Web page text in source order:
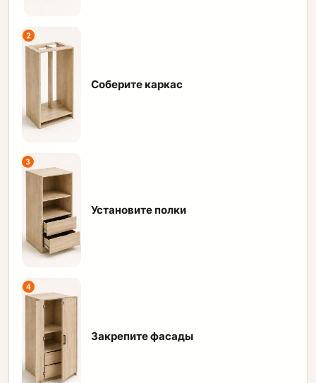
Соберите каркас
Установите полки
Закрепите фасады